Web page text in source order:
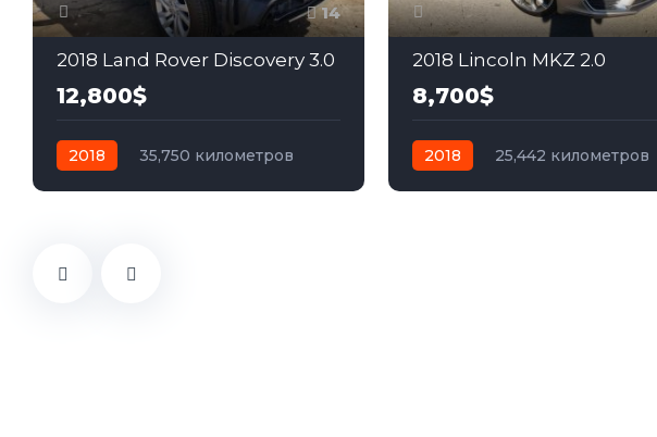
14
2018 Land Rover Discovery 3.0
12,800$
2018
35,750 километров
2018 Lincoln MKZ 2.0
8,700$
2018
25,442 километров